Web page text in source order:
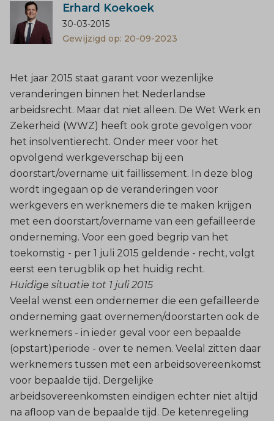
Erhard Koekoek
30-03-2015
Gewijzigd op: 20-09-2023
Het jaar 2015 staat garant voor wezenlijke
veranderingen binnen het Nederlandse
arbeidsrecht. Maar dat niet alleen. De Wet Werk en
Zekerheid (WWZ) heeft ook grote gevolgen voor
het insolventierecht. Onder meer voor het
opvolgend werkgeverschap bij een
doorstart/overname uit faillissement. In deze blog
wordt ingegaan op de veranderingen voor
werkgevers en werknemers die te maken krijgen
met een doorstart/overname van een gefailleerde
onderneming. Voor een goed begrip van het
toekomstig - per 1 juli 2015 geldende - recht, volgt
eerst een terugblik op het huidig recht.
Huidige situatie tot 1 juli 2015
Veelal wenst een ondernemer die een gefailleerde
onderneming gaat overnemen/doorstarten ook de
werknemers - in ieder geval voor een bepaalde
(opstart)periode - over te nemen. Veelal zitten daar
werknemers tussen met een arbeidsovereenkomst
voor bepaalde tijd. Dergelijke
arbeidsovereenkomsten eindigen echter niet altijd
na afloop van de bepaalde tijd. De ketenregeling